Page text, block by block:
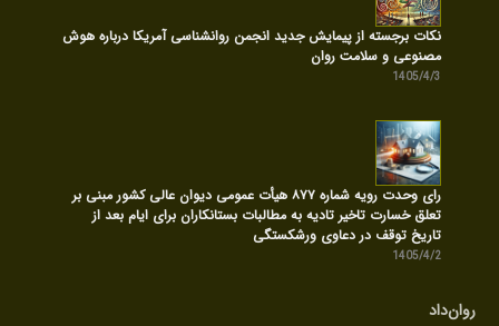
نکات برجسته از پیمایش جدید انجمن روانشناسی آمریکا درباره هوش
مصنوعی و سلامت روان
1405/4/3
رای وحدت رویه شماره ۸۷۷ هیأت عمومی دیوان عالی کشور مبنی بر
تعلق خسارت تاخیر تادیه به مطالبات بستانکاران برای ایام بعد از
تاریخ توقف در دعاوی ورشکستگی
1405/4/2
روان‌داد